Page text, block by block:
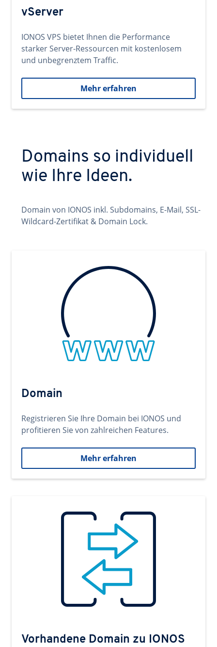
vServer
IONOS VPS bietet Ihnen die Performance
starker Server-Ressourcen mit kostenlosem
und unbegrenztem Traffic.
Mehr erfahren
Domains so individuell
wie Ihre Ideen.
Domain von IONOS inkl. Subdomains, E-Mail, SSL-
Wildcard-Zertifikat & Domain Lock.
Domain
Registrieren Sie Ihre Domain bei IONOS und
profitieren Sie von zahlreichen Features.
Mehr erfahren
Vorhandene Domain zu IONOS